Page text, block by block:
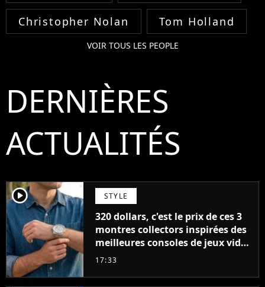
Christopher Nolan Tom Holland
VOIR TOUS LES PEOPLE
DERNIÈRES
ACTUALITÉS
player2 STYLE
320 dollars, c'est le prix de ces 3
montres collectors inspirées des
meilleures consoles de jeux vidéo
des années 90
17:33